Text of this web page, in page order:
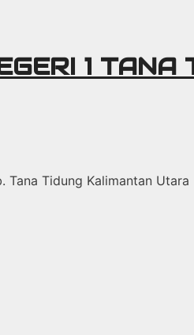
1 TANA
Tana Tidung Kalimantan Utara